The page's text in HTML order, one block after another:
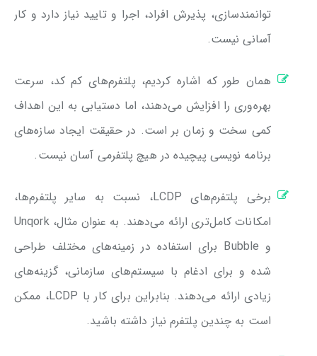
توانمندسازی، پذیرش افراد، اجرا و تایید نیاز دارد و کار
آسانی نیست.
همان طور که اشاره کردیم، پلتفرم‌های کم کد، سرعت
بهره‌وری را افزایش می‌دهند، اما دستیابی به این اهداف
کمی سخت و زمان بر است. در حقیقت ایجاد سازه‌های
برنامه نویسی پیچیده در هیچ پلتفرمی آسان نیست.
برخی پلتفرم‌های LCDP، نسبت به سایر پلتفرم‌ها،
امکانات کامل‌تری ارائه می‌دهند. به عنوان مثال، Unqork
و Bubble برای استفاده در زمینه‌های مختلف طراحی
شده‌ و برای ادغام با سیستم‌های سازمانی، گزینه‌های
زیادی ارائه می‌دهند. بنابراین برای کار با LCDP، ممکن
است به چندین پلتفرم نیاز داشته باشید.